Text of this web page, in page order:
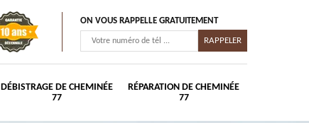
ON VOUS RAPPELLE GRATUITEMENT
DÉBISTRAGE DE CHEMINÉE
77
RÉPARATION DE CHEMINÉE
77